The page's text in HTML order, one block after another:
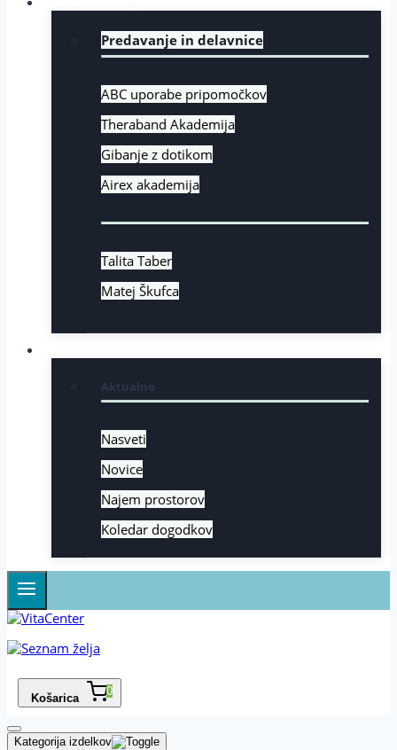
Predavanje in delavnice
ABC uporabe pripomočkov
Theraband Akademija
Gibanje z dotikom
Airex akademija
Talita Taber
Matej Škufca
Aktualno
Nasveti
Novice
Najem prostorov
Koledar dogodkov
Košarica
0
Kategorija izdelkov